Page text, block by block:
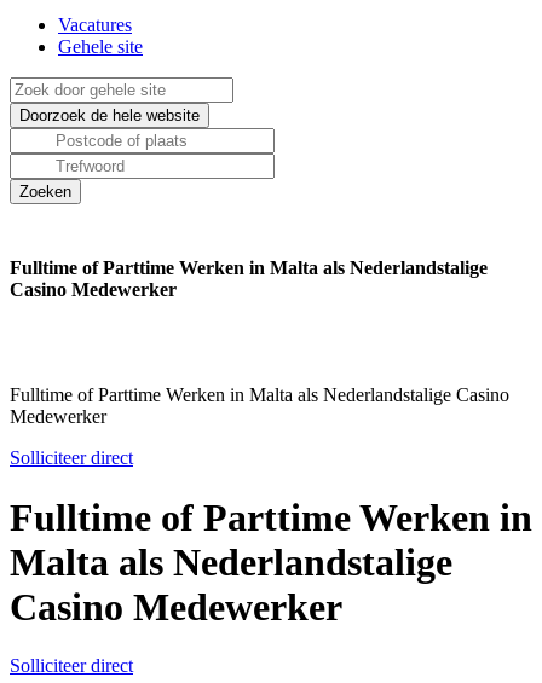
Vacatures
Gehele site
Fulltime of Parttime Werken in Malta als Nederlandstalige
Casino Medewerker
Fulltime of Parttime Werken in Malta als Nederlandstalige Casino
Medewerker
Solliciteer direct
Fulltime of Parttime Werken in
Malta als Nederlandstalige
Casino Medewerker
Solliciteer direct